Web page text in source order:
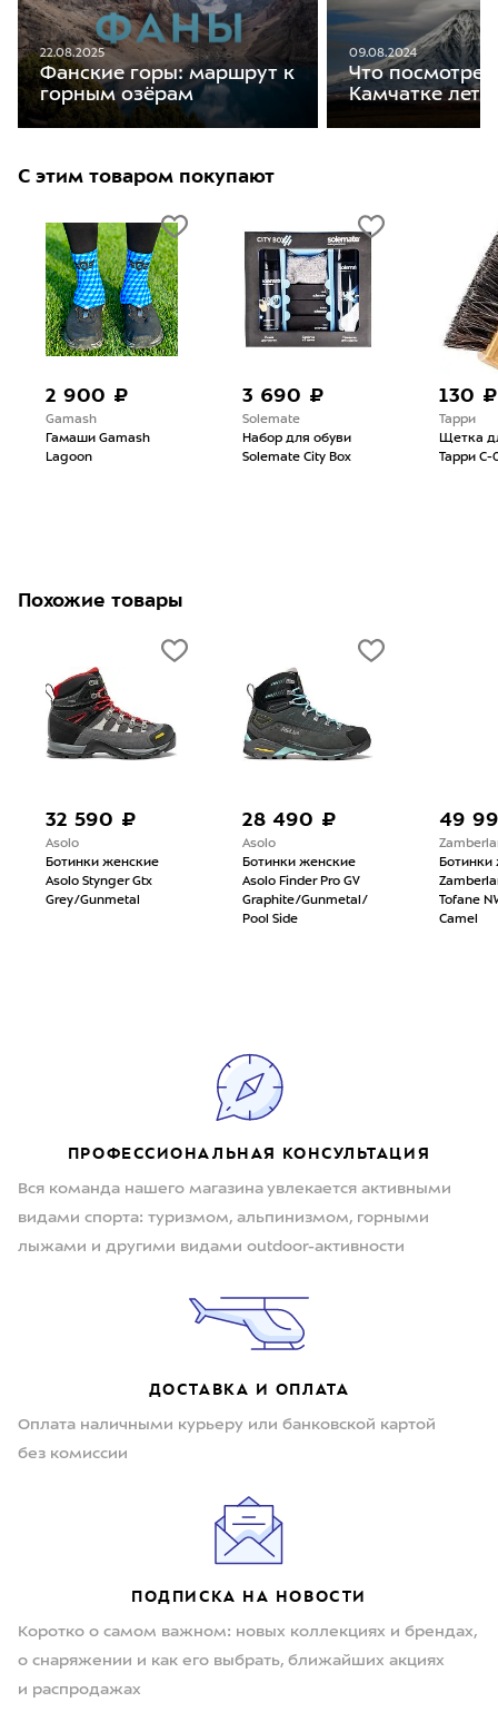
22.08.2025
Фанские горы: маршрут к
горным озёрам
09.08.2024
Что
Камчатке
С этим товаром покупают
2 900 ₽
Gamash
Гамаши Gamash
Lagoon
3 690 ₽
Solemate
Набор для обуви
Solemate City Box
130 ₽
Тарри
Щетка
Тарри С-
Похожие товары
32 590 ₽
Asolo
Ботинки женские
Asolo Stynger Gtx
Grey/Gunmetal
28 490 ₽
Asolo
Ботинки женские
Asolo Finder Pro GV
Graphite/Gunmetal/
Pool Side
49
Ботинки
Tofane
Camel
ПРОФЕССИОНАЛЬНАЯ КОНСУЛЬТАЦИЯ
Вся команда нашего магазина увлекается активными
видами спорта: туризмом, альпинизмом, горными
лыжами и другими видами outdoor-активности
ДОСТАВКА И ОПЛАТА
Оплата наличными курьеру или банковской картой
без комиссии
ПОДПИСКА НА НОВОСТИ
Коротко о самом важном: новых коллекциях и брендах,
о снаряжении и как его выбрать, ближайших акциях
и распродажах